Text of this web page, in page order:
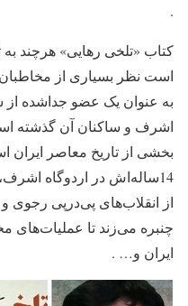
.
کتاب «تلخی رهایی» هرچند به‌
است نظر بسیاری از
به‌ عنوان یک عضو جدا‌شده از
اشرف و ساکنان آن گذشته
بخشی از تاریخ معاصر
14ساله‌اش در اردوگاه
از انقلاب‌های پی‌درپی رجوی
چنبره می‌زند تا عملیات‌های
ایران و… .